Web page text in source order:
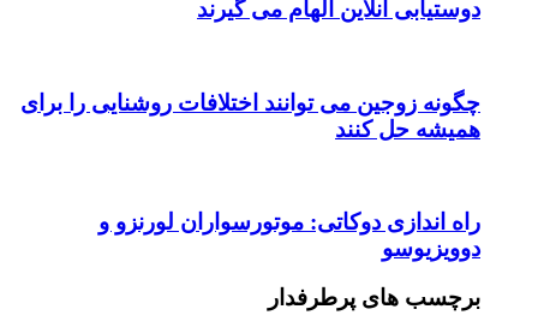
دوستیابی آنلاین الهام می گیرند
چگونه زوجین می توانند اختلافات روشنایی را برای
همیشه حل کنند
راه اندازی دوکاتی: موتورسواران لورنزو و
دوویزیوسو
برچسب های پرطرفدار